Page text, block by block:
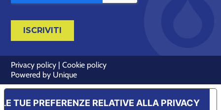
Privacy policy |Cookie policy
Powered by Unique
LE TUE PREFERENZE RELATIVE ALLA PRIVACY